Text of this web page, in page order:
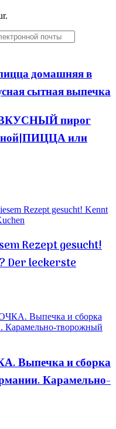
домашняя в
сытная выпечка
пирог
или
Rezept gesucht!
Der leckerste
и сборка
Карамельно-